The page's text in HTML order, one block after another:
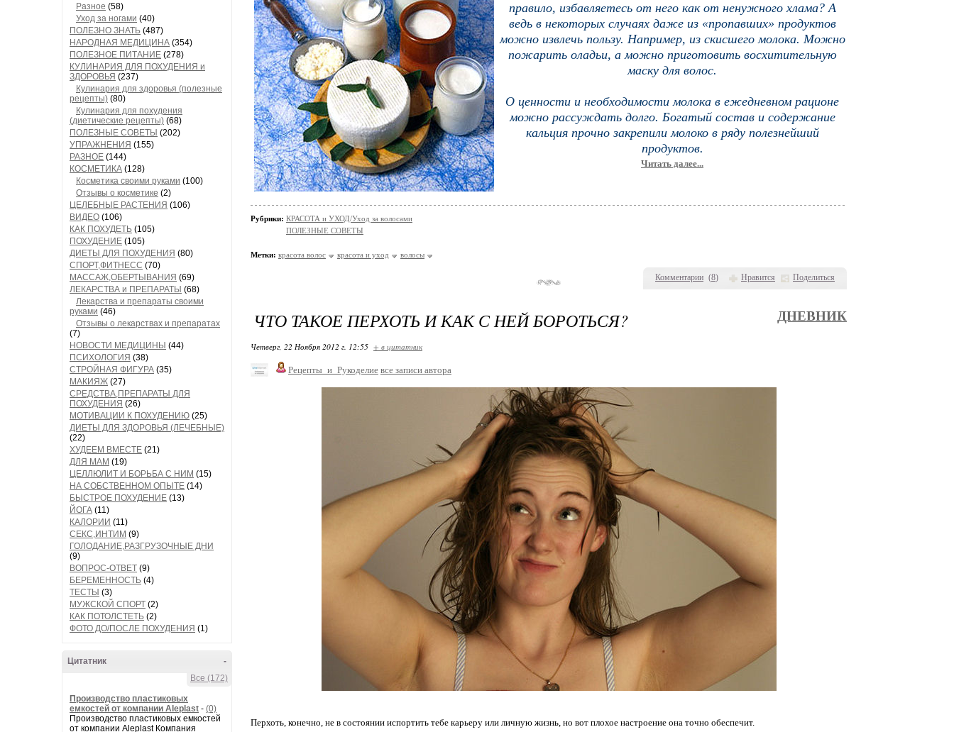
Разное (58)
Уход за ногами (40)
ПОЛЕЗНО ЗНАТЬ (487)
НАРОДНАЯ МЕДИЦИНА (354)
ПОЛЕЗНОЕ ПИТАНИЕ (278)
КУЛИНАРИЯ ДЛЯ ПОХУДЕНИЯ и
ЗДОРОВЬЯ (237)
Кулинария для здоровья (полезные
рецепты) (80)
Кулинария для похудения
(диетические рецепты) (68)
ПОЛЕЗНЫЕ СОВЕТЫ (202)
УПРАЖНЕНИЯ (155)
РАЗНОЕ (144)
КОСМЕТИКА (128)
Косметика своими руками (100)
Отзывы о косметике (2)
ЦЕЛЕБНЫЕ РАСТЕНИЯ (106)
ВИДЕО (106)
КАК ПОХУДЕТЬ (105)
ПОХУДЕНИЕ (105)
ДИЕТЫ ДЛЯ ПОХУДЕНИЯ (80)
СПОРТ,ФИТНЕСС (70)
МАССАЖ,ОБЕРТЫВАНИЯ (69)
ЛЕКАРСТВА и ПРЕПАРАТЫ (68)
Лекарства и препараты своими
руками (46)
Отзывы о лекарствах и препаратах
(7)
НОВОСТИ МЕДИЦИНЫ (44)
ПСИХОЛОГИЯ (38)
СТРОЙНАЯ ФИГУРА (35)
МАКИЯЖ (27)
СРЕДСТВА,ПРЕПАРАТЫ ДЛЯ
ПОХУДЕНИЯ (26)
МОТИВАЦИИ К ПОХУДЕНИЮ (25)
ДИЕТЫ ДЛЯ ЗДОРОВЬЯ (ЛЕЧЕБНЫЕ)
(22)
ХУДЕЕМ ВМЕСТЕ (21)
ДЛЯ МАМ (19)
ЦЕЛЛЮЛИТ И БОРЬБА С НИМ (15)
НА СОБСТВЕННОМ ОПЫТЕ (14)
БЫСТРОЕ ПОХУДЕНИЕ (13)
ЙОГА (11)
КАЛОРИИ (11)
СЕКС,ИНТИМ (9)
ГОЛОДАНИЕ,РАЗГРУЗОЧНЫЕ ДНИ
(9)
ВОПРОС-ОТВЕТ (9)
БЕРЕМЕННОСТЬ (4)
ТЕСТЫ (3)
МУЖСКОЙ СПОРТ (2)
КАК ПОТОЛСТЕТЬ (2)
ФОТО ДО/ПОСЛЕ ПОХУДЕНИЯ (1)
-
Цитатник
Все (172)
Производство пластиковых
емкостей от компании Aleplast - (0)
Производство пластиковых емкостей
от компании Aleplast Компания
Комментарии (8) Нравится Поделиться
правило, избавляетесь от него как от ненужного хлама? А
ведь в некоторых случаях даже из «пропавших» продуктов
можно извлечь пользу. Например, из скисшего молока. Можно
пожарить оладьи, а можно приготовить восхитительную
маску для волос.
О ценности и необходимости молока в ежедневном рационе
можно рассуждать долго. Богатый состав и содержание
кальция прочно закрепили молоко в ряду полезнейший
продуктов.
Читать далее...
Рубрики: КРАСОТА и УХОД/Уход за волосами
ПОЛЕЗНЫЕ СОВЕТЫ
Метки: красота волос красота и уход волосы
ЧТО ТАКОЕ ПЕРХОТЬ И КАК С НЕЙ БОРОТЬСЯ? ДНЕВНИК
Четверг, 22 Ноября 2012 г. 12:55 + в цитатник
Рецепты_и_Рукоделие все записи автора
Перхоть, конечно, не в состоянии испортить тебе карьеру или личную жизнь, но вот плохое настроение она точно обеспечит.